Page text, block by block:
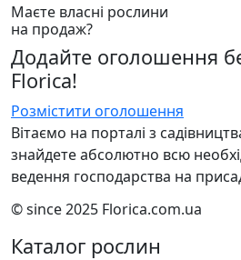
Маєте власні рослини
на продаж?
Додайте оголошення
Florica!
Розмістити оголошення
Вітаємо на порталі з
знайдете абсолютно всю
ведення господарства на
© since 2025 Florica.com.ua
Каталог рослин